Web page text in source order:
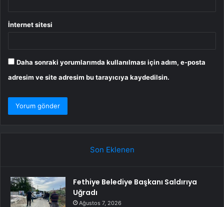
İnternet sitesi
Daha sonraki yorumlarımda kullanılması için adım, e-posta
adresim ve site adresim bu tarayıcıya kaydedilsin.
Son Eklenen
Fethiye Belediye Başkanı Saldırıya
Uğradı
Ağustos 7, 2026